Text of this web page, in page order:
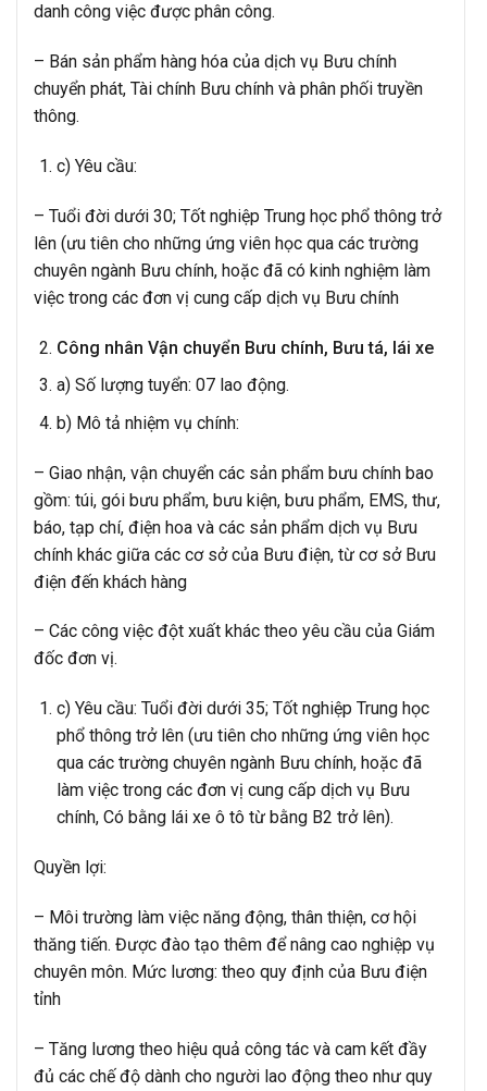
danh công việc được phân công.
– Bán sản phẩm hàng hóa của dịch vụ Bưu chính
chuyển phát, Tài chính Bưu chính và phân phối truyền
thông.
c) Yêu cầu:
– Tuổi đời dưới 30; Tốt nghiệp Trung học phổ thông trở
lên (ưu tiên cho những ứng viên học qua các trường
chuyên ngành Bưu chính, hoặc đã có kinh nghiệm làm
việc trong các đơn vị cung cấp dịch vụ Bưu chính
Công nhân Vận chuyển Bưu chính, Bưu tá, lái xe
a) Số lượng tuyển: 07 lao động.
b) Mô tả nhiệm vụ chính:
– Giao nhận, vận chuyển các sản phẩm bưu chính bao
gồm: túi, gói bưu phẩm, bưu kiện, bưu phẩm, EMS, thư,
báo, tạp chí, điện hoa và các sản phẩm dịch vụ Bưu
chính khác giữa các cơ sở của Bưu điện, từ cơ sở Bưu
điện đến khách hàng
– Các công việc đột xuất khác theo yêu cầu của Giám
đốc đơn vị.
c) Yêu cầu: Tuổi đời dưới 35; Tốt nghiệp Trung học
phổ thông trở lên (ưu tiên cho những ứng viên học
qua các trường chuyên ngành Bưu chính, hoặc đã
làm việc trong các đơn vị cung cấp dịch vụ Bưu
chính, Có bằng lái xe ô tô từ bằng B2 trở lên).
Quyền lợi:
– Môi trường làm việc năng động, thân thiện, cơ hội
thăng tiến. Được đào tạo thêm để nâng cao nghiệp vụ
chuyên môn. Mức lương: theo quy định của Bưu điện
tỉnh
– Tăng lương theo hiệu quả công tác và cam kết đầy
đủ các chế độ dành cho người lao động theo như quy